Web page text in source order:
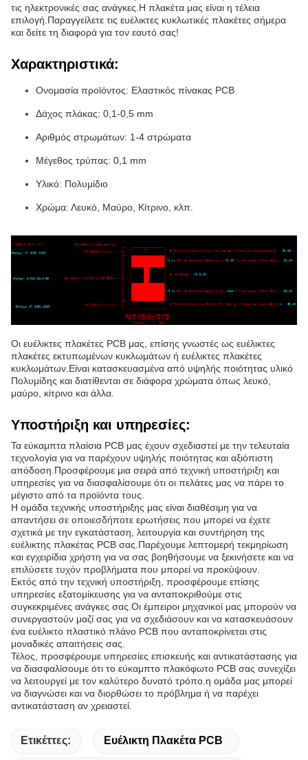
τις ηλεκτρονικές σας ανάγκες.Η πλακέτα μας είναι η τέλεια
επιλογή.Παραγγείλετε τις ευέλικτες κυκλωτικές πλακέτες σήμερα
και δείτε τη διαφορά για τον εαυτό σας!
Χαρακτηριστικά:
Ονομασία προϊόντος: Ελαστικός πίνακας PCB
Δάχος πλάκας: 0,1-0,5 mm
Αριθμός στρωμάτων: 1-4 στρώματα
Μέγεθος τρύπας: 0,1 mm
Υλικό: Πολυμίδιο
Χρώμα: Λευκό, Μαύρο, Κίτρινο, κλπ.
Οι ευέλικτες πλακέτες PCB μας, επίσης γνωστές ως ευέλικτες
πλακέτες εκτυπωμένων κυκλωμάτων ή ευέλικτες πλακέτες
κυκλωμάτων. Είναι κατασκευασμένα από υψηλής ποιότητας υλικό
Πολυμίδης και διατίθενται σε διάφορα χρώματα όπως λευκό,
μαύρο, κίτρινο και άλλα.
Υποστήριξη και υπηρεσίες:
Τα εύκαμπτα πλαίσια PCB μας έχουν σχεδιαστεί με την τελευταία
τεχνολογία για να παρέχουν υψηλής ποιότητας και αξιόπιστη
απόδοση.Προσφέρουμε μια σειρά από τεχνική υποστήριξη και
υπηρεσίες για να διασφαλίσουμε ότι οι πελάτες μας να πάρει το
μέγιστο από τα προϊόντα τους.
Η ομάδα τεχνικής υποστήριξης μας είναι διαθέσιμη για να
απαντήσει σε οποιεσδήποτε ερωτήσεις που μπορεί να έχετε
σχετικά με την εγκατάσταση, λειτουργία και συντήρηση της
ευέλικτης πλακέτας PCB σας.Παρέχουμε λεπτομερή τεκμηρίωση
και εγχειρίδια χρήστη για να σας βοηθήσουμε να ξεκινήσετε και να
επιλύσετε τυχόν προβλήματα που μπορεί να προκύψουν.
Εκτός από την τεχνική υποστήριξη, προσφέρουμε επίσης
υπηρεσίες εξατομίκευσης για να ανταποκριθούμε στις
συγκεκριμένες ανάγκες σας.Οι έμπειροι μηχανικοί μας μπορούν να
συνεργαστούν μαζί σας για να σχεδιάσουν και να κατασκευάσουν
ένα ευέλικτο πλαστικό πλάνο PCB που ανταποκρίνεται στις
μοναδικές απαιτήσεις σας.
Τέλος, προσφέρουμε υπηρεσίες επισκευής και αντικατάστασης για
να διασφαλίσουμε ότι το εύκαμπτο πλακόφωτο PCB σας συνεχίζει
να λειτουργεί με τον καλύτερο δυνατό τρόπο.η ομάδα μας μπορεί
να διαγνώσει και να διορθώσει το πρόβλημα ή να παρέχει
αντικατάσταση αν χρειαστεί.
Ετικέττες: Ευέλικτη Πλακέτα PCB